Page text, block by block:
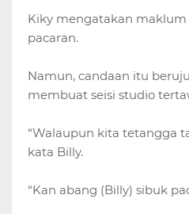
Kiky mengatakan maklum
pacaran.
Namun, candaan itu
membuat seisi studio
“Walaupun kita tetangga
kata Billy.
“Kan abang (Billy) sibuk